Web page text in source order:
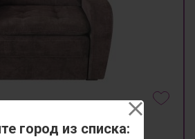
город из списка:
123*106 h 106 (